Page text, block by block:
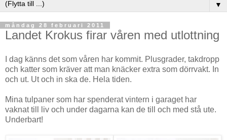
▼
måndag 28 februari 2011
Landet Krokus firar våren med utlottning
I dag känns det som våren har kommit. Plusgrader, takdropp
och katter som kräver att man knäcker extra som dörrvakt. In
och ut. Ut och in ska de. Hela tiden.
Mina tulpaner som har spenderat vintern i garaget har
vaknat till liv och under dagarna kan de till och med stå ute.
Underbart!